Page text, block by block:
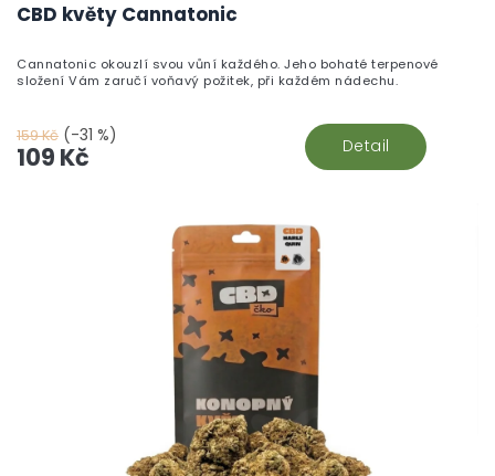
CBD květy Cannatonic
159 Kč (-31 %)
109 Kč Detail
Cannatonic okouzlí svou vůní každého. Jeho bohaté terpenové
složení Vám zaručí voňavý požitek, při každém nádechu.